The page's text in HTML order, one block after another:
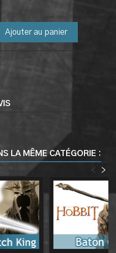
Ajouter au panier
LA MÊME CATÉGORIE :
>
<